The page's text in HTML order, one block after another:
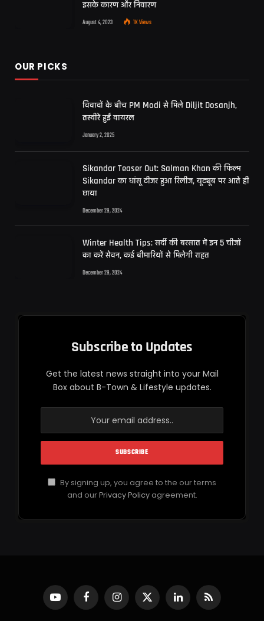
इसके कारण और निवारण
August 4, 2023 1KViews
OUR PICKS
विवादों के बीच PM Modi से मिले Diljit Dosanjh,
तस्वीरें हुईं वायरल
January 2, 2025
Sikandar Teaser Out: Salman Khan की फिल्म
Sikandar का धांसू टीजर हुआ रिलीज, यूट्यूब पर आते ही
छाया
December 29, 2024
Winter Health Tips: सर्दी की बरसात में इन 5 चीजों
का करें सेवन, कई बीमारियों से मिलेगी राहत
December 29, 2024
Subscribe to Updates
Get the latest news straight into your Mail
Box about B-Town & Lifestyle updates.
By signing up, you agree to the our terms
and ourPrivacy Policyagreement.
YouTubeFacebookInstagram
X
(Twitter)
LinkedInRSS